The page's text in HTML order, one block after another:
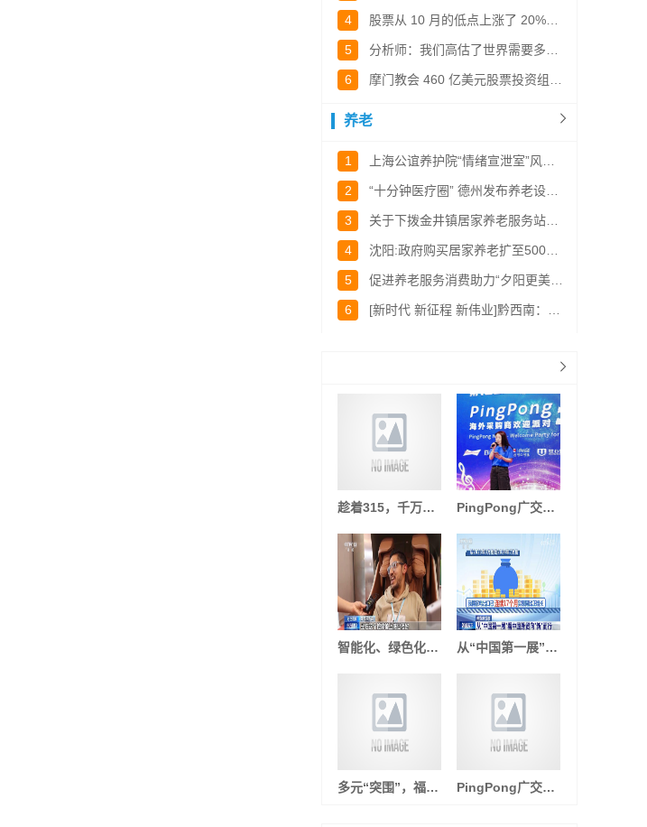
4
5
6
养老
1
2
3
4
5
6
趁着315，千万别让明星直播带货死灰复燃！ PingPong广交会｜探讨中国企业降本提效的新业态、新模式，为外贸企业全方位赋能
智能化、绿色化、品牌化……从广交会看我国外贸发展新趋势→ 从“中国第一展”看中国外贸向“新”而行、向“质”图强、点“绿”成金
多元“突围”，福建外贸质升量稳 PingPong广交会｜主导新旧贸易业态圆桌论坛，获取更多全球前沿资讯